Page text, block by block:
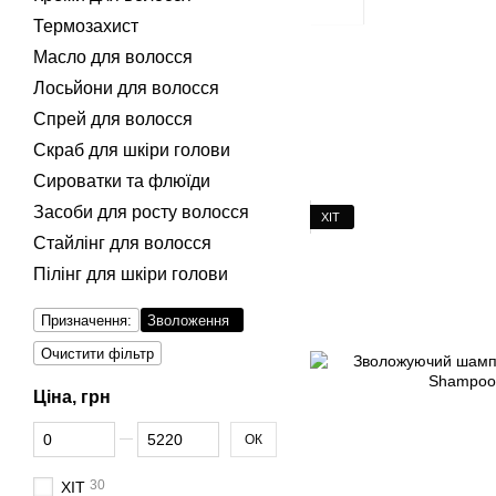
ХІТ
Термозахист
Масло для волосся
Лосьйони для волосся
Спрей для волосся
Скраб для шкіри голови
Сироватки та флюїди
Засоби для росту волосся
Стайлінг для волосся
Пілінг для шкіри голови
Призначення:
Зволоження
Очистити фільтр
Ціна, грн
Від Ціна, грн
До Ціна, грн ОК
ХІТ 30